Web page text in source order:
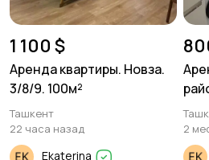
1 100 $
Аренда квартиры. Новза.
3/8/9. 100м²
Ташкент
22 часа назад
Ekaterina
2